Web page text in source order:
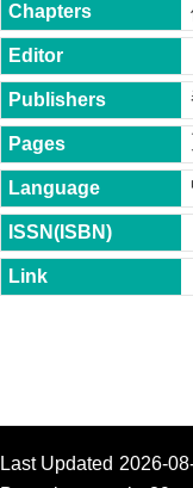
P
h
.
D
.
P
r
o
g
r
a
m
g
Last Updated 2026-